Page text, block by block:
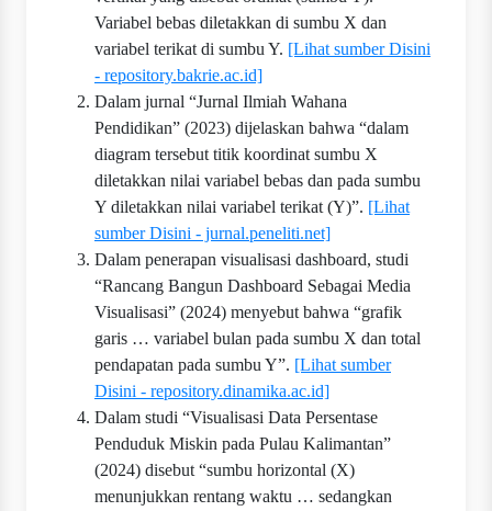
Variabel bebas diletakkan di sumbu X dan
variabel terikat di sumbu Y. [Lihat sumber Disini
- repository.bakrie.ac.id]
Dalam jurnal “Jurnal Ilmiah Wahana
Pendidikan” (2023) dijelaskan bahwa “dalam
diagram tersebut titik koordinat sumbu X
diletakkan nilai variabel bebas dan pada sumbu
Y diletakkan nilai variabel terikat (Y)”. [Lihat
sumber Disini - jurnal.peneliti.net]
Dalam penerapan visualisasi dashboard, studi
“Rancang Bangun Dashboard Sebagai Media
Visualisasi” (2024) menyebut bahwa “grafik
garis … variabel bulan pada sumbu X dan total
pendapatan pada sumbu Y”. [Lihat sumber
Disini - repository.dinamika.ac.id]
Dalam studi “Visualisasi Data Persentase
Penduduk Miskin pada Pulau Kalimantan”
(2024) disebut “sumbu horizontal (X)
menunjukkan rentang waktu … sedangkan